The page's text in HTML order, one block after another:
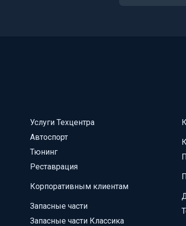
Услуги Техцентра
Автоспорт
Тюнинг
Реставрация
Корпоративным клиентам
Запасные части
Запасные части Классика